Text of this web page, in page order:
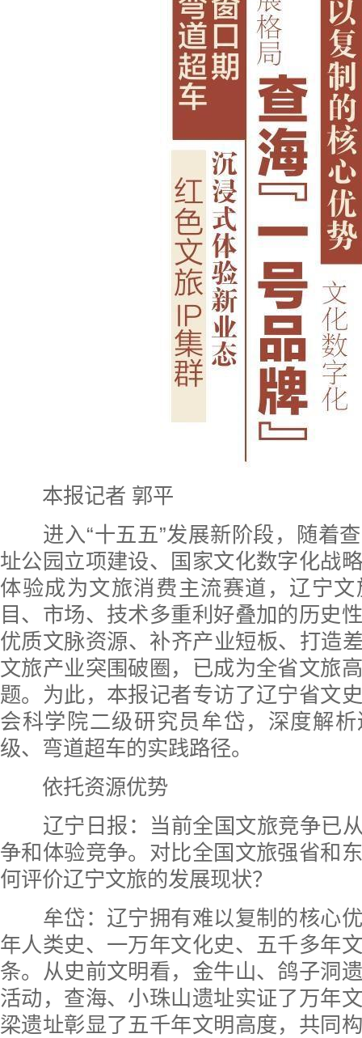
本报记者 郭平
进入“十五五”发展新阶段，随着
址公园立项建设、国家文化数字化战
体验成为文旅消费主流赛道，辽宁
目、市场、技术多重利好叠加的历史
优质文脉资源、补齐产业短板、打造
文旅产业突围破圈，已成为全省文旅
题。为此，本报记者专访了辽宁省文
会科学院二级研究员牟岱，深度解
级、弯道超车的实践路径。
依托资源优势
辽宁日报： 当前全国文旅竞争已
争和体验竞争。对比全国文旅强省和
何评价辽宁文旅的发展现状？
牟岱：辽宁拥有难以复制的核心优
年人类史、一万年文化史、五千多年
条。从史前文明看，金牛山、鸽子洞
活动，查海、小珠山遗址实证了万年
梁遗址彰显了五千年文明高度，共同